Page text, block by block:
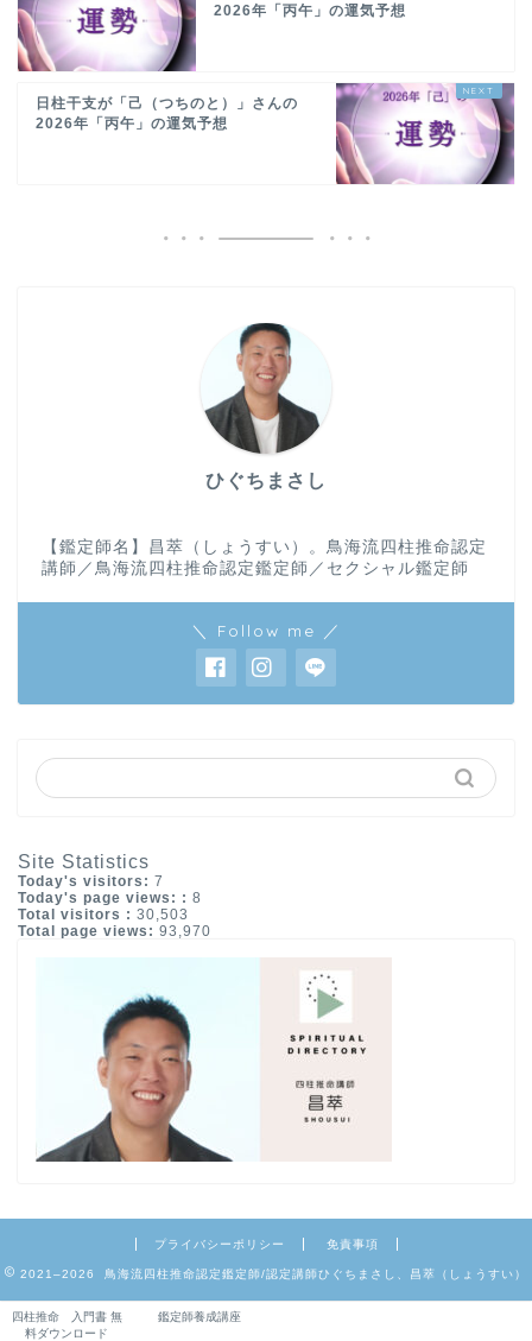
2026年「丙午」の運気予想
日柱干支が「己（つちのと）」さんの
2026年「丙午」の運気予想
ひぐちまさし
【鑑定師名】昌萃（しょうすい）。鳥海流四柱推命認定
講師／鳥海流四柱推命認定鑑定師／セクシャル鑑定師
＼ Follow me ／
Site Statistics
Today's visitors: 7
Today's page views: : 8
Total visitors : 30,503
Total page views: 93,970
プライバシーポリシー 免責事項
2021–2026 鳥海流四柱推命認定鑑定師/認定講師ひぐちまさし、昌萃（しょうすい）
四柱推命 入門書 無
料ダウンロード
鑑定師養成講座